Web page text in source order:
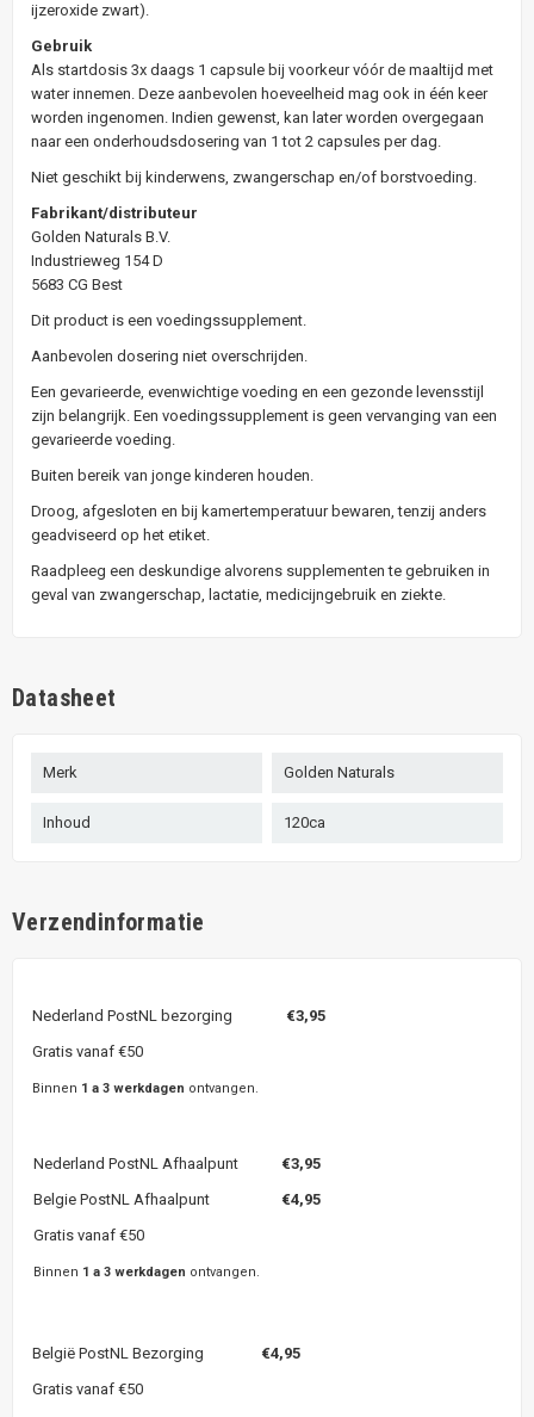
ijzeroxide zwart).
Gebruik
Als startdosis 3x daags 1 capsule bij voorkeur vóór de maaltijd met
water innemen. Deze aanbevolen hoeveelheid mag ook in één keer
worden ingenomen. Indien gewenst, kan later worden overgegaan
naar een onderhoudsdosering van 1 tot 2 capsules per dag.
Niet geschikt bij kinderwens, zwangerschap en/of borstvoeding.
Fabrikant/distributeur
Golden Naturals B.V.
Industrieweg 154 D
5683 CG Best
Dit product is een voedingssupplement.
Aanbevolen dosering niet overschrijden.
Een gevarieerde, evenwichtige voeding en een gezonde levensstijl
zijn belangrijk. Een voedingssupplement is geen vervanging van een
gevarieerde voeding.
Buiten bereik van jonge kinderen houden.
Droog, afgesloten en bij kamertemperatuur bewaren, tenzij anders
geadviseerd op het etiket.
Raadpleeg een deskundige alvorens supplementen te gebruiken in
geval van zwangerschap, lactatie, medicijngebruik en ziekte.
Datasheet
Merk Golden Naturals
Inhoud 120ca
Verzendinformatie
Nederland PostNL bezorging €3,95
Gratis vanaf €50
Binnen 1 a 3 werkdagen ontvangen.
Nederland PostNL Afhaalpunt €3,95
Belgie PostNL Afhaalpunt
€4,95
Gratis vanaf €50
Binnen 1 a 3 werkdagen ontvangen.
België PostNL Bezorging €4,95
Gratis vanaf €50